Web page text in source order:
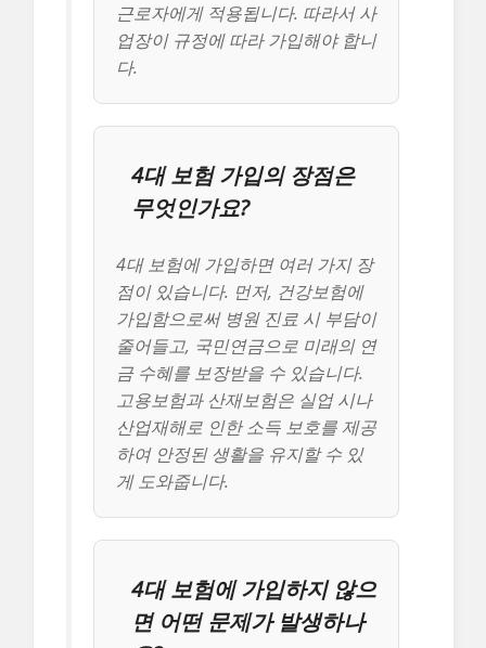
근로자에게 적용됩니다. 따라서 사
업장이 규정에 따라 가입해야 합니
다.
4대 보험 가입의 장점은
무엇인가요?
4대 보험에 가입하면 여러 가지 장
점이 있습니다. 먼저, 건강보험에
가입함으로써 병원 진료 시 부담이
줄어들고, 국민연금으로 미래의 연
금 수혜를 보장받을 수 있습니다.
고용보험과 산재보험은 실업 시나
산업재해로 인한 소득 보호를 제공
하여 안정된 생활을 유지할 수 있
게 도와줍니다.
4대 보험에 가입하지 않으
면 어떤 문제가 발생하나